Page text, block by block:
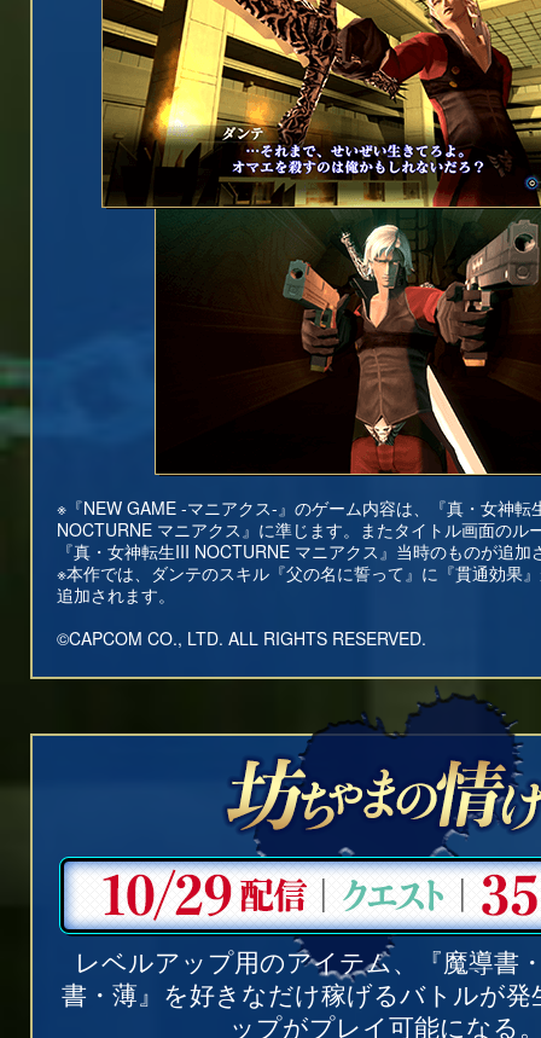
※『NEW GAME -マニアクス-』のゲーム内容は、『真・女神転
NOCTURNE マニアクス』に準じます。またタイトル画面のル
『真・女神転生III NOCTURNE マニアクス』当時のものが追加
※本作では、ダンテのスキル『父の名に誓って』に『貫通効果
追加されます。
©CAPCOM CO., LTD. ALL RIGHTS RESERVED.
レベルアップ用のアイテム、『魔導書
書・薄』を好きなだけ稼げるバトルが発
ップがプレイ可能になる